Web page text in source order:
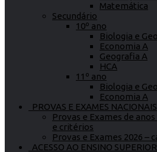
Matemática
Secundário
10º ano
Biologia e
Economia A
Geografia A
HCA
11º ano
Biologia e
Economia A
PROVAS E EXAMES NACIONAIS
Provas e Exames de
e critérios
Provas e Exames 2026 –
ACESSO AO ENSINO SUPERIOR